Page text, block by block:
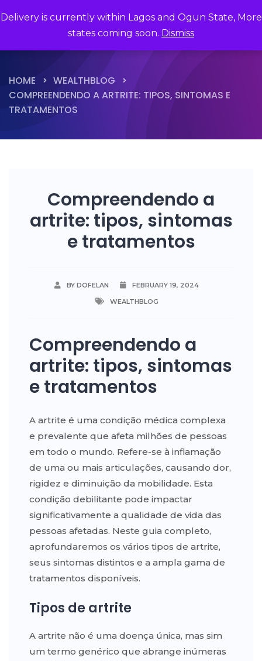
Delivery is currently within Lagos and Ogun State, More
states coming soon. Dismiss
HOME
WEALTHBLOG
COMPREENDENDO A ARTRITE: TIPOS, SINTOMAS E
TRATAMENTOS
Compreendendo a
artrite: tipos, sintomas
e tratamentos
BY DOFELAN
FEBRUARY 19, 2024
WEALTHBLOG
Compreendendo a
artrite: tipos, sintomas
e tratamentos
A artrite é uma condição médica complexa
e prevalente que afeta milhões de pessoas
em todo o mundo. Refere-se à inflamação
de uma ou mais articulações, causando dor,
rigidez e diminuição da mobilidade. Esta
condição debilitante pode impactar
significativamente a qualidade de vida das
pessoas afetadas. Neste guia completo,
aprofundaremos os vários tipos de artrite,
seus sintomas distintos e a ampla gama de
tratamentos disponíveis.
Tipos de artrite
A artrite não é uma doença única, mas sim
um termo genérico que abrange inúmeras